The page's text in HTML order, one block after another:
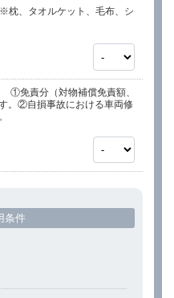
、タオルケット、毛布、シ
①免責分（対物補償免責額、
。②自損事故における車両修
条件